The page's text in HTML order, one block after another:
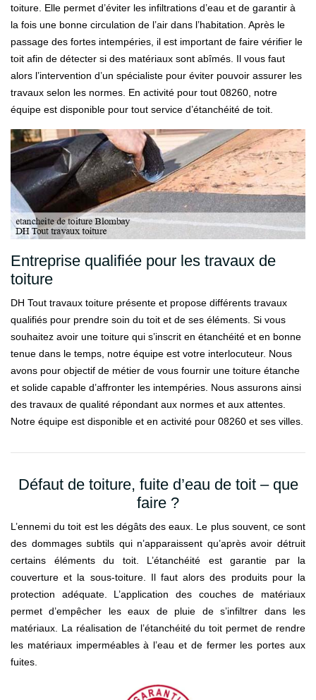
toiture. Elle permet d’éviter les infiltrations d’eau et de garantir à
la fois une bonne circulation de l’air dans l’habitation. Après le
passage des fortes intempéries, il est important de faire vérifier le
toit afin de détecter si des matériaux sont abîmés. Il vous faut
alors l’intervention d’un spécialiste pour éviter pouvoir assurer les
travaux selon les normes. En activité pour tout 08260, notre
équipe est disponible pour tout service d’étanchéité de toit.
Entreprise qualifiée pour les travaux de
toiture
DH Tout travaux toiture présente et propose différents travaux
qualifiés pour prendre soin du toit et de ses éléments. Si vous
souhaitez avoir une toiture qui s’inscrit en étanchéité et en bonne
tenue dans le temps, notre équipe est votre interlocuteur. Nous
avons pour objectif de métier de vous fournir une toiture étanche
et solide capable d’affronter les intempéries. Nous assurons ainsi
des travaux de qualité répondant aux normes et aux attentes.
Notre équipe est disponible et en activité pour 08260 et ses villes.
Défaut de toiture, fuite d’eau de toit – que
faire ?
L’ennemi du toit est les dégâts des eaux. Le plus souvent, ce sont
des dommages subtils qui n’apparaissent qu’après avoir détruit
certains éléments du toit. L’étanchéité est garantie par la
couverture et la sous-toiture. Il faut alors des produits pour la
protection adéquate. L’application des couches de matériaux
permet d’empêcher les eaux de pluie de s’infiltrer dans les
matériaux. La réalisation de l’étanchéité du toit permet de rendre
les matériaux imperméables à l’eau et de fermer les portes aux
fuites.